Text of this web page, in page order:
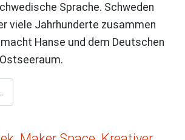
Sprache. Schweden
viele Jahrhunderte zusammen
Hanse und dem Deutschen